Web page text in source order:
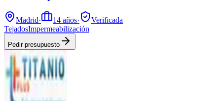
Madrid· 14 años·
Verificada
TejadosImpermeabilización
Pedir presupuesto